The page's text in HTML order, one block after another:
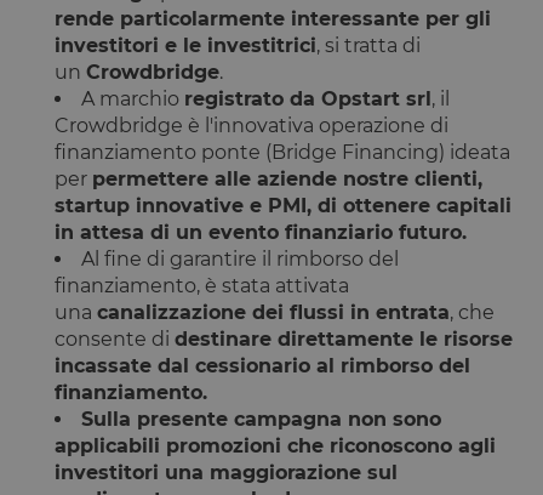
rende particolarmente interessante per gli
investitori e le investitrici, si tratta di
un Crowdbridge.
A marchio registrato da Opstart srl, il
Crowdbridge è l'innovativa operazione di
finanziamento ponte (Bridge Financing) ideata
per permettere alle aziende nostre clienti,
startup innovative e PMI, di ottenere capitali
in attesa di un evento finanziario futuro.
Al fine di garantire il rimborso del
finanziamento, è stata attivata
una canalizzazione dei flussi in entrata, che
consente di destinare direttamente le risorse
incassate dal cessionario al rimborso del
finanziamento.
Sulla presente campagna non sono
applicabili promozioni che riconoscono agli
investitori una maggiorazione sul